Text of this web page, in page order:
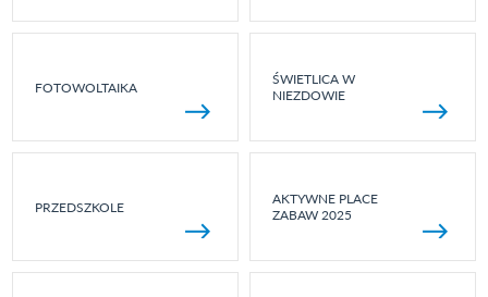
FOTOWOLTAIKA
ŚWIETLICA W
NIEZDOWIE
PRZEDSZKOLE
AKTYWNE PLACE
ZABAW 2025